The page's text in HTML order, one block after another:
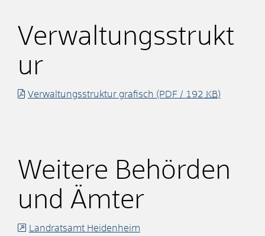
Verwaltungsstrukt
ur
Verwaltungsstruktur grafisch (PDF / 192 KB)
Weitere Behörden
und Ämter
Landratsamt Heidenheim